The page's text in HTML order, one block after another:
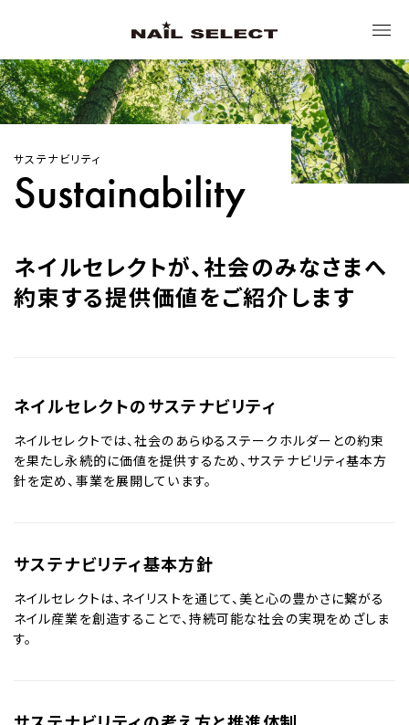
トップ
ネイルセレクトについて
サステナビリティ
お問い合わせ
採用情報
サステナビリティ
Sustainability
ネイルセレクトが、社会のみなさまへ
約束する提供価値をご紹介します
ネイルセレクトのサステナビリティ
ネイルセレクトでは、社会のあらゆるステークホルダーとの約束
を果たし永続的に価値を提供するため、サステナビリティ基本方
針を定め、事業を展開しています。
サステナビリティ基本方針
ネイルセレクトは、ネイリストを通じて、美と心の豊かさに繋がる
ネイル産業を創造することで、持続可能な社会の実現をめざしま
す。